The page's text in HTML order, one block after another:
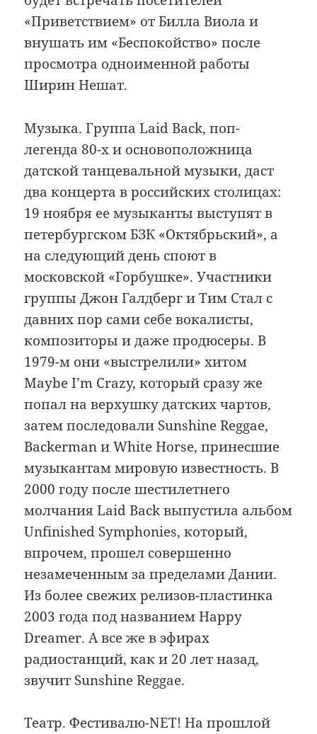
«Приветствием» от Билла Виола и
внушать им «Беспокойство» после
просмотра одноименной работы
Ширин Нешат.
Музыка. Группа Laid Back, поп-
легенда 80-х и основоположница
датской танцевальной музыки, даст
два концерта в российских столицах:
19 ноября ее музыканты выступят в
петербургском БЗК «Октябрьский», а
на следующий день споют в
московской «Горбушке». Участники
группы Джон Галдберг и Тим Стал с
давних пор сами себе вокалисты,
композиторы и даже продюсеры. В
1979-м они «выстрелили» хитом
Maybe I’m Crazy, который сразу же
попал на верхушку датских чартов,
затем последовали Sunshine Reggae,
Backerman и White Horse, принесшие
музыкантам мировую известность. В
2000 году после шестилетнего
молчания Laid Back выпустила альбом
Unfinished Symphonies, который,
впрочем, прошел совершенно
незамеченным за пределами Дании.
Из более свежих релизов-пластинка
2003 года под названием Happy
Dreamer. А все же в эфирах
радиостанций, как и 20 лет назад,
звучит Sunshine Reggae.
Театр. Фестивалю-NET! На прошлой